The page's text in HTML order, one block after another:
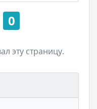
0
эту страницу.